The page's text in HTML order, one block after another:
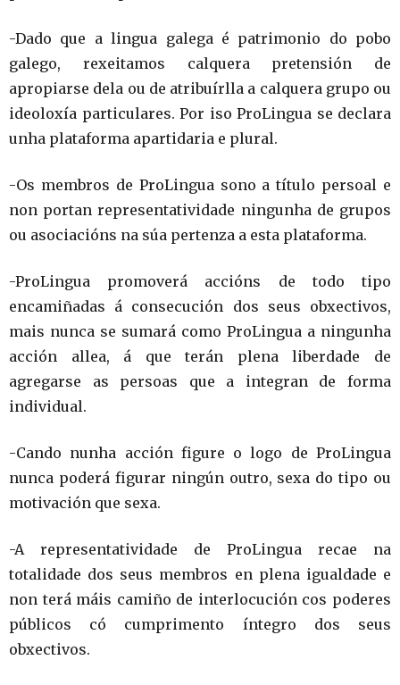
-Dado que a lingua galega é patrimonio do pobo
galego, rexeitamos calquera pretensión de
apropiarse dela ou de atribuírlla a calquera grupo ou
ideoloxía particulares. Por iso ProLingua se declara
unha plataforma apartidaria e plural.
-Os membros de ProLingua sono a título persoal e
non portan representatividade ningunha de grupos
ou asociacións na súa pertenza a esta plataforma.
-ProLingua promoverá accións de todo tipo
encamiñadas á consecución dos seus obxectivos,
mais nunca se sumará como ProLingua a ningunha
acción allea, á que terán plena liberdade de
agregarse as persoas que a integran de forma
individual.
-Cando nunha acción figure o logo de ProLingua
nunca poderá figurar ningún outro, sexa do tipo ou
motivación que sexa.
-A representatividade de ProLingua recae na
totalidade dos seus membros en plena igualdade e
non terá máis camiño de interlocución cos poderes
públicos có cumprimento íntegro dos seus
obxectivos.